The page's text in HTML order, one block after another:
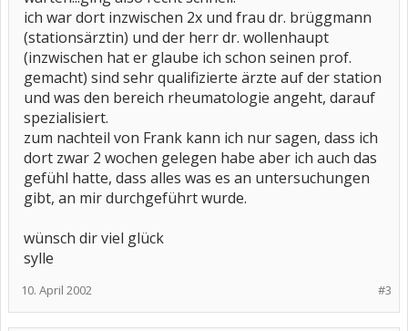
ich war dort inzwischen 2x und frau dr. brüggmann
(stationsärztin) und der herr dr. wollenhaupt
(inzwischen hat er glaube ich schon seinen prof.
gemacht) sind sehr qualifizierte ärzte auf der station
und was den bereich rheumatologie angeht, darauf
spezialisiert.
zum nachteil von Frank kann ich nur sagen, dass ich
dort zwar 2 wochen gelegen habe aber ich auch das
gefühl hatte, dass alles was es an untersuchungen
gibt, an mir durchgeführt wurde.
wünsch dir viel glück
sylle
#3
10. April 2002